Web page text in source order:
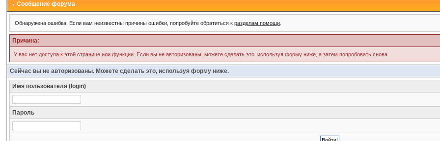
Сообщение форума
Обнаружена ошибка. Если вам неизвестны причины ошибки, попробуйте обратиться кразделам помощи
Причина:
У вас нет доступа к этой странице или функции. Если вы не авторизованы, можете сделать это, используя форму ниже, а затем попробовать снова.
Сейчас вы не авторизованы. Можете сделать это, используя форму ниже.
Имя пользователя (login)
Пароль